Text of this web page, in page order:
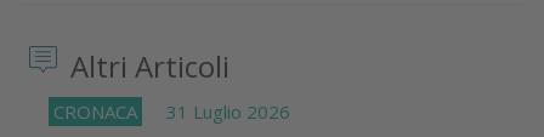
Altri Articoli
CRONACA 31 Luglio 2026